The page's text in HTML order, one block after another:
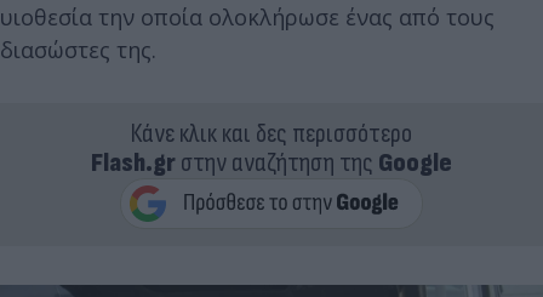
υιοθεσία την οποία ολοκλήρωσε ένας από τους
διασώστες της.
Κάνε κλικ και δες περισσότερο
Flash.grστην αναζήτηση της Google